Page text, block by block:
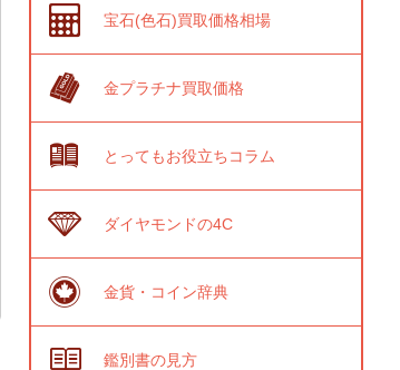
宝石(色石)買取価格相場
金プラチナ買取価格
とってもお役立ちコラム
ダイヤモンドの4C
金貨・コイン辞典
鑑別書の見方